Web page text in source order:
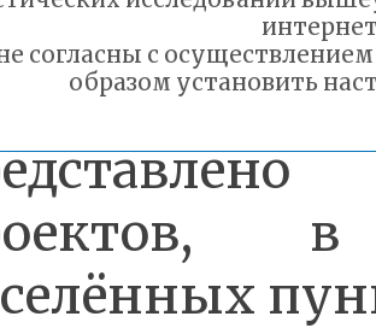
году на
согласны с
образом установить